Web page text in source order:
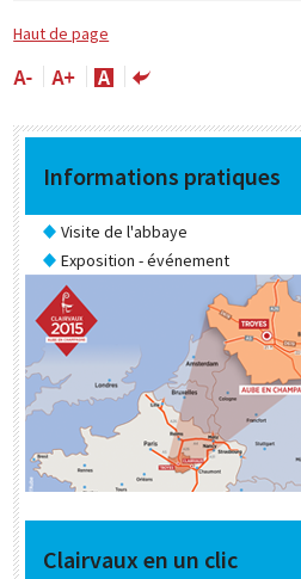
Haut de page
Informations pratiques
Visite de l'abbaye
Exposition - événement
Clairvaux en un clic